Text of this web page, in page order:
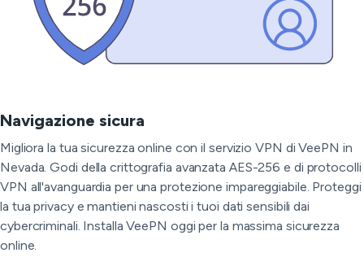
Navigazione sicura
Migliora la tua sicurezza online con il servizio VPN di VeePN in
Nevada. Godi della crittografia avanzata AES-256 e di protocolli
VPN all'avanguardia per una protezione impareggiabile. Proteggi
la tua privacy e mantieni nascosti i tuoi dati sensibili dai
cybercriminali. Installa VeePN oggi per la massima sicurezza
online.